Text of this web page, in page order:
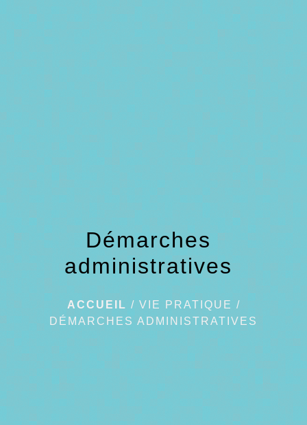
Démarches
administratives
ACCUEIL / VIE PRATIQUE /
DÉMARCHES ADMINISTRATIVES